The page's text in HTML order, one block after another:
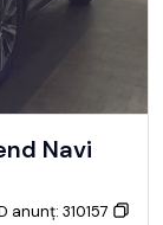
Navi
anunț: 310157